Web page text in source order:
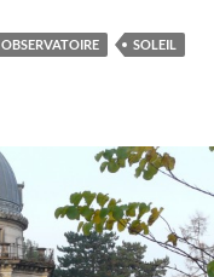
OBSERVATOIRE
SOLEIL